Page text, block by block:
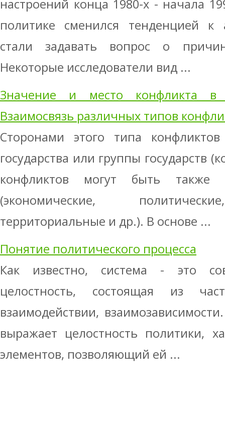
настроений конца 1980-х - начала
политике сменился тенденцией к
стали задавать вопрос о
Некоторые исследователи вид ...
Значение и место конфликта в
Взаимосвязь различных типов
Сторонами этого типа
государства или группы государств
конфликтов могут быть также
(экономические,
территориальные и др.). В основе ...
Понятие политического процесса
Как известно, система - это
целостность, состоящая из
взаимодействии,
выражает целостность политики,
элементов, позволяющий ей ...